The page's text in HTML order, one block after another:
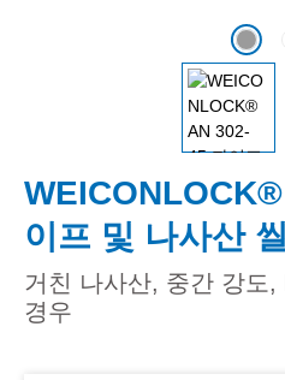
이프 및 나사산
거친 나사산, 중간 강도
경우